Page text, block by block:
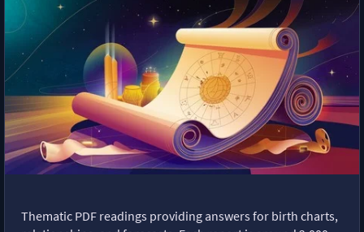
Thematic PDF readings providing answers for birth charts,